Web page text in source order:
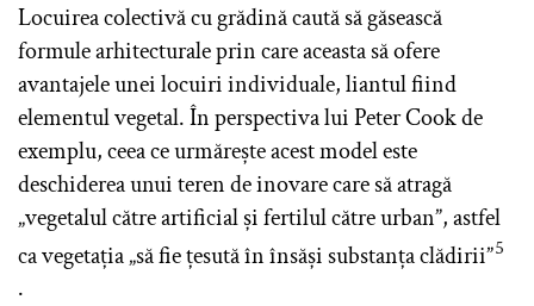
Locuirea colectivă cu grădină caută să găsească
formule arhitecturale prin care aceasta să ofere
avantajele unei locuiri individuale, liantul fiind
elementul vegetal. În perspectiva lui Peter Cook de
exemplu, ceea ce urmărește acest model este
deschiderea unui teren de inovare care să atragă
„vegetalul către artificial și fertilul către urban”, astfel
ca vegetația „să fie țesută în însăși substanța clădirii”5
.